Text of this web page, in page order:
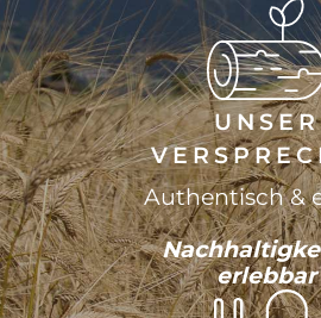
UNSER
Authentisch &
erlebbar